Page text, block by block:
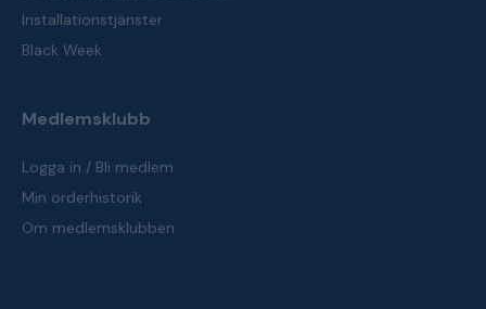
Installationstjänster
Black Week
Medlemsklubb
Logga in / Bli medlem
Min orderhistorik
Om medlemsklubben